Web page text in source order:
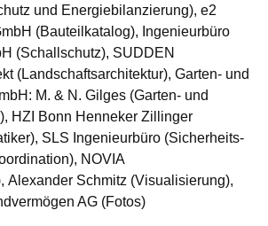
und Energiebilanzierung), e2
(Bauteilkatalog), Ingenieurbüro
(Schallschutz), SUDDEN
(Landschaftsarchitektur), Garten- und
M. & N. Gilges (Garten- und
HZI Bonn Henneker Zillinger
SLS Ingenieurbüro (Sicherheits-
NOVIA
Alexander Schmitz (Visualisierung),
AG (Fotos)